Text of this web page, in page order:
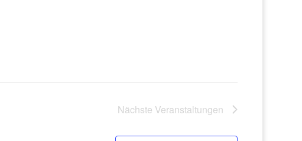
Nächste Veranstaltungen